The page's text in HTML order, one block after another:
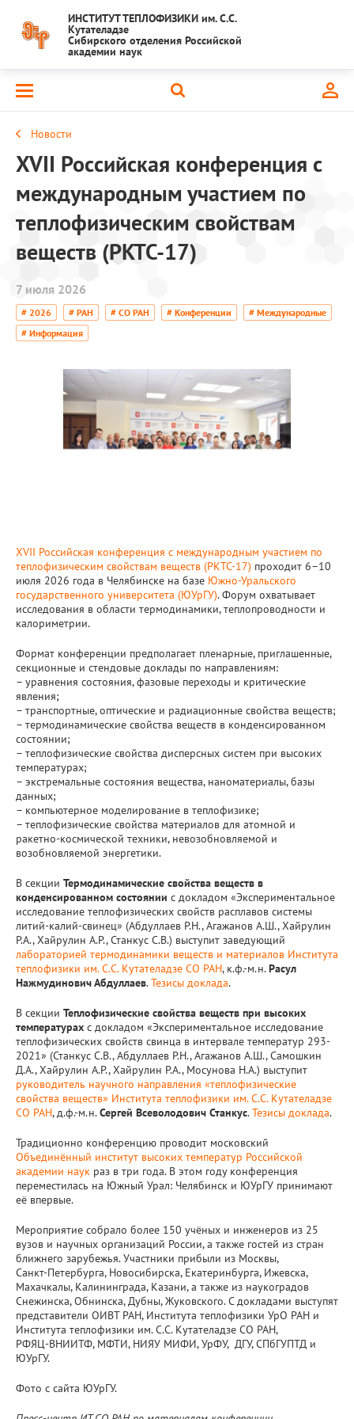
ИНСТИТУТ ТЕПЛОФИЗИКИ им. С.С.
Кутателадзе
Сибирского отделения Российской
академии наук
Новости
XVII Российская конференция с
международным участием по
теплофизическим свойствам
веществ (РКТС-17)
7 июля 2026
# 2026 # РАН # СО РАН # Конференции
# Международные
# Информация
XVII Российская конференция с международным участием по
теплофизическим свойствам веществ (РКТС-17) проходит 6–10
июля 2026 года в Челябинске на базе Южно-Уральского
государственного университета (ЮУрГУ). Форум охватывает
исследования в области термодинамики, теплопроводности и
калориметрии.
Формат конференции предполагает пленарные, приглашенные,
секционные и стендовые доклады по направлениям:
– уравнения состояния, фазовые переходы и критические
явления;
– транспортные, оптические и радиационные свойства веществ;
– термодинамические свойства веществ в конденсированном
состоянии;
– теплофизические свойства дисперсных систем при высоких
температурах;
– экстремальные состояния вещества, наноматериалы, базы
данных;
– компьютерное моделирование в теплофизике;
– теплофизические свойства материалов для атомной и
ракетно-космической техники, невозобновляемой и
возобновляемой энергетики.
В секции Термодинамические свойства веществ в
конденсированном состоянии с докладом «Экспериментальное
исследование теплофизических свойств расплавов системы
литий-калий-свинец» (Абдуллаев Р.Н., Агажанов А.Ш., Хайрулин
Р.А., Хайрулин А.Р., Станкус С.В.) выступит заведующий
лабораторией термодинамики веществ и материалов Института
теплофизики им. С.С. Кутателадзе СО РАН, к.ф.-м.н.Расул
Нажмудинович Абдуллаев.Тезисы доклада.
В секции Теплофизические свойства веществ при высоких
температурах с докладом «Экспериментальное исследование
теплофизических свойств свинца в интервале температур 293-
2021» (Станкус С.В., Абдуллаев Р.Н., Агажанов А.Ш., Самошкин
Д.А., Хайрулин А.Р., Хайрулин Р.А., Мосунова Н.А.) выступит
руководитель научного направления «теплофизические
свойства веществ» Института теплофизики им. С.С. Кутателадзе
СО РАН, д.ф.-м.н.Сергей Всеволодович Станкус.Тезисы доклада.
Традиционно конференцию проводит московский
Объединённый институт высоких температур Российской
академии наук раз в три года. В этом году конференция
переместилась на Южный Урал: Челябинск и ЮУрГУ принимают
её впервые.
Мероприятие собрало более 150 учёных и инженеров из 25
вузов и научных организаций России, а также гостей из стран
ближнего зарубежья. Участники прибыли из Москвы,
Санкт‑Петербурга, Новосибирска, Екатеринбурга, Ижевска,
Махачкалы, Калининграда, Казани, а также из наукоградов
Снежинска, Обнинска, Дубны, Жуковского. С докладами выступят
представители ОИВТ РАН, Института теплофизики УрО РАН и
Института теплофизики им. С.С. Кутателадзе СО РАН,
РФЯЦ‑ВНИИТФ, МФТИ, НИЯУ МИФИ, УрФУ, ДГУ, СПбГУПТД и
ЮУрГУ.
Фото с сайта ЮУрГУ.